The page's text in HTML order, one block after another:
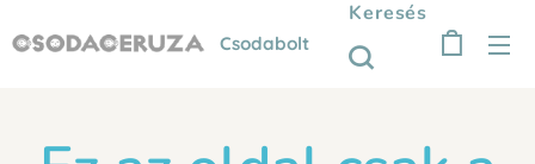
Csodabolt
Keresés